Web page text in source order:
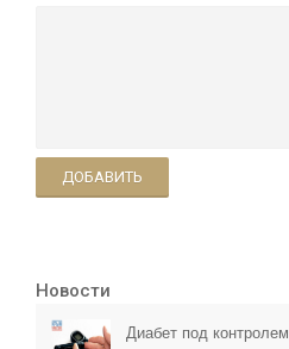
ДОБАВИТЬ
Новости
Диабет под